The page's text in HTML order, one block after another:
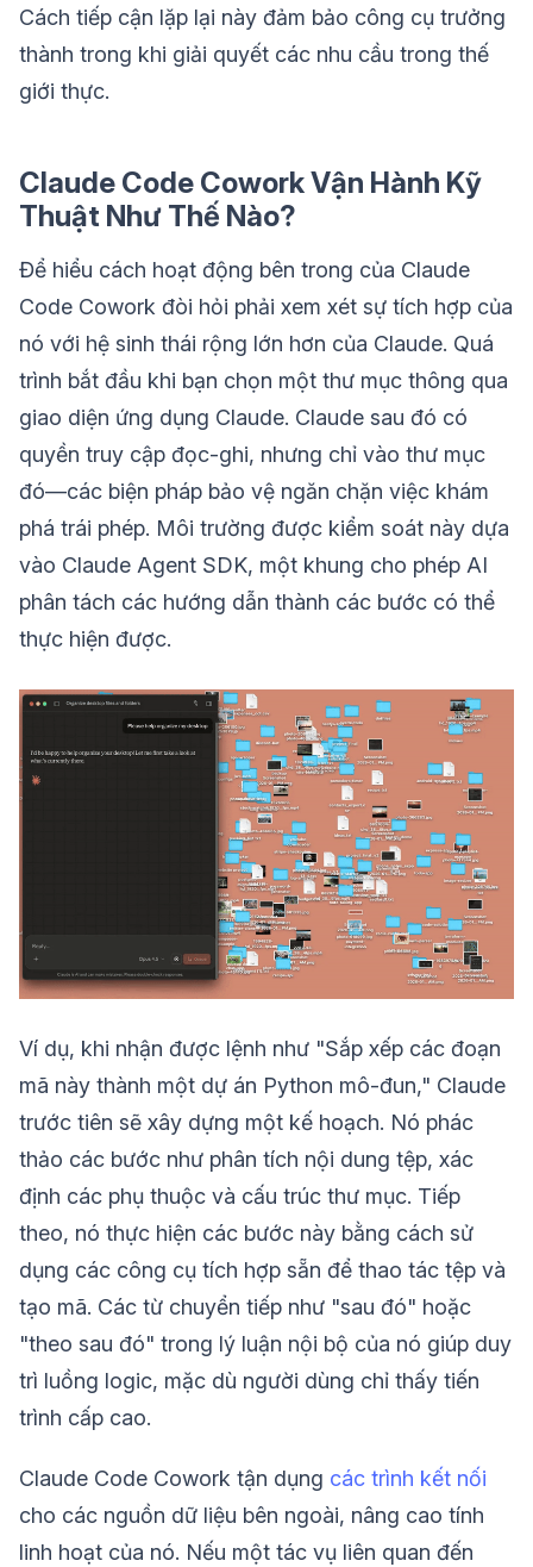
Cách tiếp cận lặp lại này đảm bảo công cụ trưởng
thành trong khi giải quyết các nhu cầu trong thế
giới thực.
Claude Code Cowork Vận Hành Kỹ
Thuật Như Thế Nào?
Để hiểu cách hoạt động bên trong của Claude
Code Cowork đòi hỏi phải xem xét sự tích hợp của
nó với hệ sinh thái rộng lớn hơn của Claude. Quá
trình bắt đầu khi bạn chọn một thư mục thông qua
giao diện ứng dụng Claude. Claude sau đó có
quyền truy cập đọc-ghi, nhưng chỉ vào thư mục
đó—các biện pháp bảo vệ ngăn chặn việc khám
phá trái phép. Môi trường được kiểm soát này dựa
vào Claude Agent SDK, một khung cho phép AI
phân tách các hướng dẫn thành các bước có thể
thực hiện được.
Ví dụ, khi nhận được lệnh như "Sắp xếp các đoạn
mã này thành một dự án Python mô-đun," Claude
trước tiên sẽ xây dựng một kế hoạch. Nó phác
thảo các bước như phân tích nội dung tệp, xác
định các phụ thuộc và cấu trúc thư mục. Tiếp
theo, nó thực hiện các bước này bằng cách sử
dụng các công cụ tích hợp sẵn để thao tác tệp và
tạo mã. Các từ chuyển tiếp như "sau đó" hoặc
"theo sau đó" trong lý luận nội bộ của nó giúp duy
trì luồng logic, mặc dù người dùng chỉ thấy tiến
trình cấp cao.
Claude Code Cowork tận dụng các trình kết nối
cho các nguồn dữ liệu bên ngoài, nâng cao tính
linh hoạt của nó. Nếu một tác vụ liên quan đến